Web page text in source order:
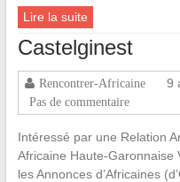
Lire la suite
Castelginest
Rencontrer-Africaine 9
Pas de commentaire
Intéressé par une Relation
Africaine Haute-Garonnaise
les Annonces d’Africaines